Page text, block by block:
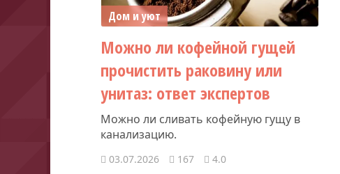
Дом и уют
Можно ли кофейной гущей
прочистить раковину или
унитаз: ответ экспертов
Можно ли сливать кофейную гущу в
канализацию.
03.07.2026 167 4.0